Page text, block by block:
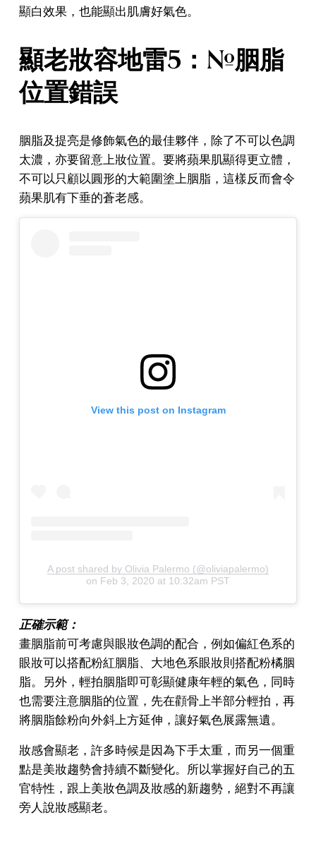
顯白效果，也能顯出肌膚好氣色。
顯老妝容地雷5：#胭脂
位置錯誤
胭脂及提亮是修飾氣色的最佳夥伴，除了不可以色調
太濃，亦要留意上妝位置。要將蘋果肌顯得更立體，
不可以只顧以圓形的大範圍塗上胭脂，這樣反而會令
蘋果肌有下垂的蒼老感。
View this post on Instagram
A post shared by Olivia Palermo (@oliviapalermo)
on Feb 3, 2020 at 10:32am PST
正確示範：
畫胭脂前可考慮與眼妝色調的配合，例如偏紅色系的
眼妝可以搭配粉紅胭脂、大地色系眼妝則搭配粉橘胭
脂。另外，輕拍胭脂即可彰顯健康年輕的氣色，同時
也需要注意胭脂的位置，先在顴骨上半部分輕拍，再
將胭脂餘粉向外斜上方延伸，讓好氣色展露無遺。
妝感會顯老，許多時候是因為下手太重，而另一個重
點是美妝趨勢會持續不斷變化。所以掌握好自己的五
官特性，跟上美妝色調及妝感的新趨勢，絕對不再讓
旁人說妝感顯老。